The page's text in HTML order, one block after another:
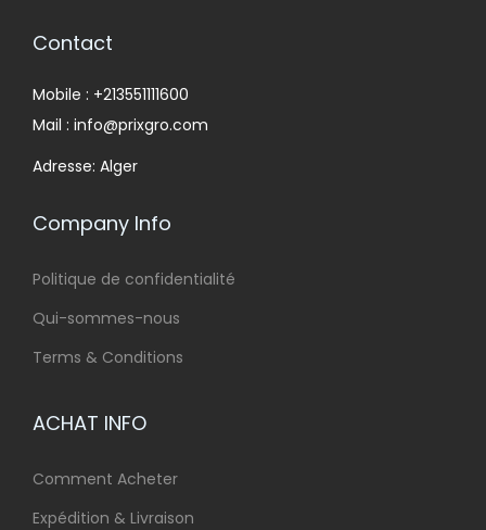
Contact
Mobile : +213551111600
Mail : info@prixgro.com
Adresse: Alger
Company Info
Politique de confidentialité
Qui-sommes-nous
Terms & Conditions
ACHAT INFO
Comment Acheter
Expédition & Livraison